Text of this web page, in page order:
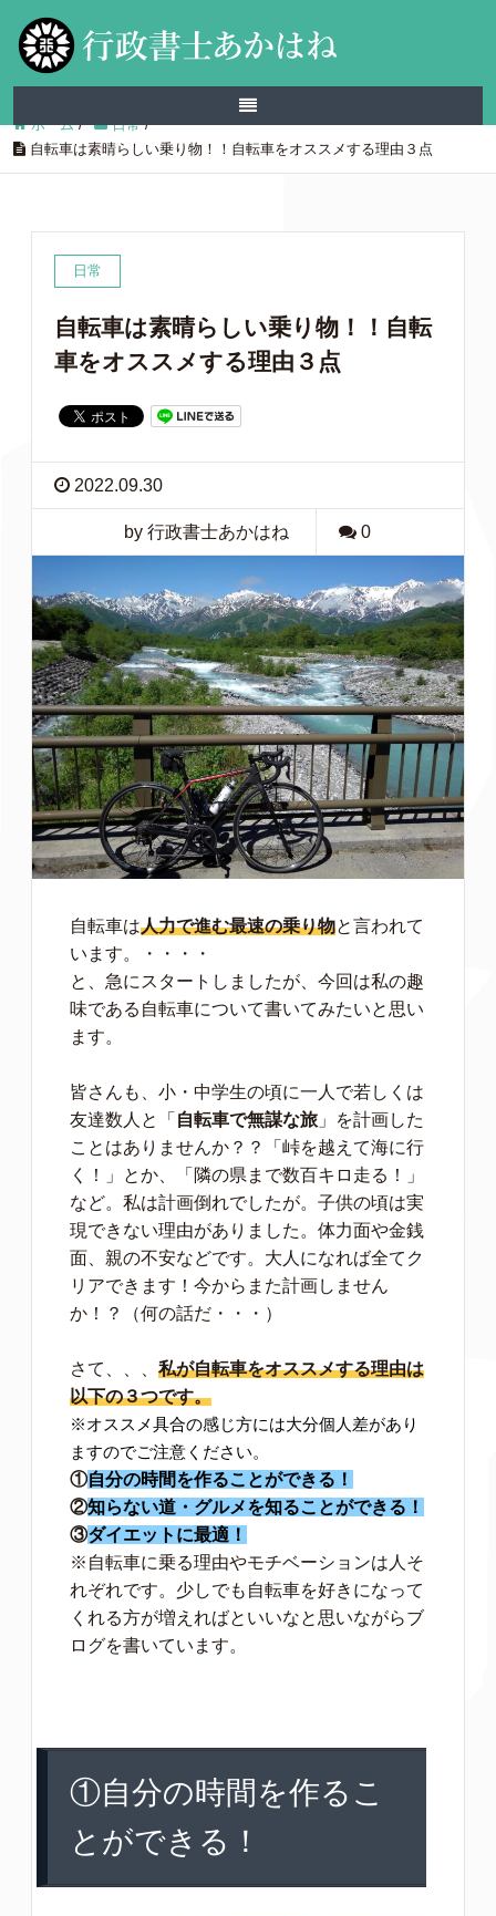
ホーム/ 日常/
自転車は素晴らしい乗り物！！自転車をオススメする理由３点
日常
自転車は素晴らしい乗り物！！自転
車をオススメする理由３点
2022.09.30
by 行政書士あかはね 0
自転車は人力で進む最速の乗り物と言われて
います。・・・・
と、急にスタートしましたが、今回は私の趣
味である自転車について書いてみたいと思い
ます。
皆さんも、小・中学生の頃に一人で若しくは
友達数人と「 自転車で無謀な旅 」を計画した
ことはありませんか？？「峠を越えて海に行
く！」とか、「隣の県まで数百キロ走る！」
など。私は計画倒れでしたが。子供の頃は実
現できない理由がありました。体力面や金銭
面、親の不安などです。大人になれば全てク
リアできます！今からまた計画しません
か！？（何の話だ・・・）
さて、、、私が自転車をオススメする理由は
以下の３つです。
※オススメ具合の感じ方には大分個人差があり
ますのでご注意ください。
①自分の時間を作ることができる！
②知らない道・グルメを知ることができる！
③ダイエットに最適！
※自転車に乗る理由やモチベーションは人そ
れぞれです。少しでも自転車を好きになって
くれる方が増えればといいなと思いながらブ
ログを書いています。
①自分の時間を作るこ
とができる！